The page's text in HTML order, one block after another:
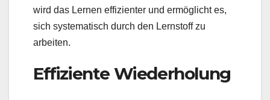
wird das Lernen effizienter und ermöglicht es,
sich systematisch durch den Lernstoff zu
arbeiten.
Effiziente Wiederholung